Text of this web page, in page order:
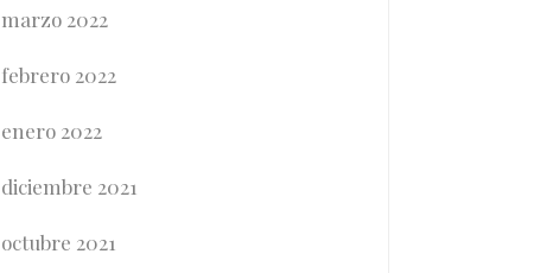
marzo 2022
febrero 2022
enero 2022
diciembre 2021
octubre 2021